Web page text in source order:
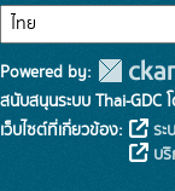
Powered by:
สนับสนุนระบบ Thai-
เว็บไซต์ที่เกี่ยวข้อง:
ร
บ